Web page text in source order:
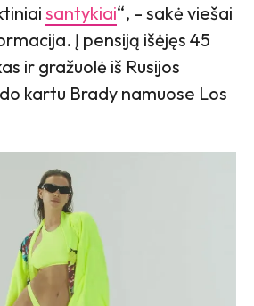
santykiai“, – sakė viešai
Į pensiją išėjęs 45
ir gražuolė iš Rusijos
kartu Brady namuose Los